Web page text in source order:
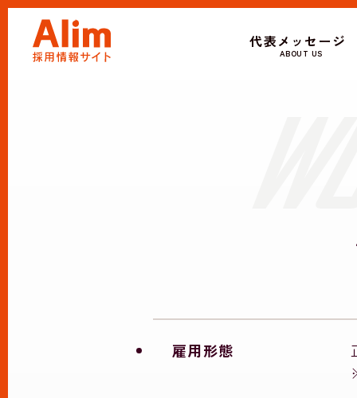
代表メッセージ
ABOUT US
雇用形態